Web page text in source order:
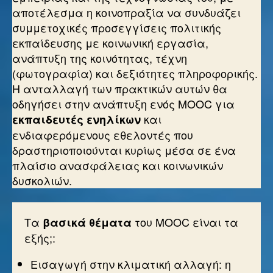
αποτέλεσμα η κοινοπραξία να συνδυάζει
συμμετοχικές προσεγγίσεις πολιτικής
εκπαίδευσης με κοινωνική εργασία,
ανάπτυξη της κοινότητας, τέχνη
(φωτογραφία) και δεξιότητες πληροφορικής.
Η ανταλλαγή των πρακτικών αυτών θα
οδηγήσει στην ανάπτυξη ενός MOOC για
εκπαιδευτές ενηλίκων και
ενδιαφερόμενους εθελοντές που
δραστηριοποιούνται κυρίως μέσα σε ένα
πλαίσιο ανασφάλειας και κοινωνικών
δυσκολιών.
Τα βασικά θέματα του MOOC είναι τα
εξής;:
Εισαγωγή στην κλιματική αλλαγή: η